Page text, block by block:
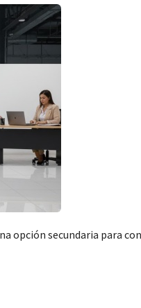
opción secundaria para